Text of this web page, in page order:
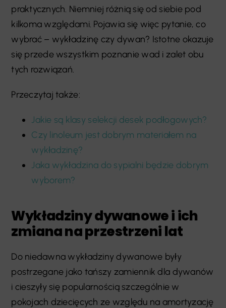
praktycznych. Niemniej różnią się od siebie pod
kilkoma względami. Pojawia się więc pytanie, co
wybrać – wykładzinę czy dywan? Istotne okazuje
się przede wszystkim poznanie wad i zalet obu
tych rozwiązań.
Przeczytaj także:
Jakie są klasy selekcji desek podłogowych?
Czy linoleum jest dobrym materiałem na
wykładzinę?
Jaka wykładzina do sypialni będzie dobrym
wyborem?
Wykładziny dywanowe i ich
zmiana na przestrzeni lat
Do niedawna wykładziny dywanowe były
postrzegane jako tańszy zamiennik dla dywanów
i cieszyły się popularnością szczególnie w
pokojach dziecięcych ze względu na amortyzację